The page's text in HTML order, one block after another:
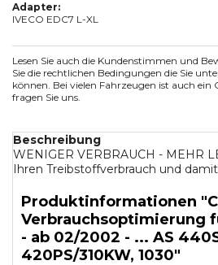
Adapter:
IVECO EDC7 L-XL
Lesen Sie auch die Kundenstimmen und
Sie die rechtlichen Bedingungen die Sie
können. Bei vielen Fahrzeugen ist auch
fragen Sie uns.
Beschreibung
WENIGER VERBRAUCH - MEHR
Ihren Treibstoffverbrauch und damit
Produktinformationen
Verbrauchsoptimierung
- ab 02/2002 - ... AS
420PS/310KW, 1030"